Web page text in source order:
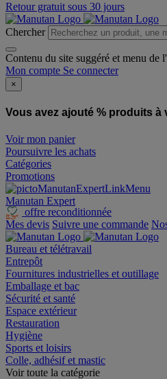
Retour gratuit sous 30 jours
Chercher
Contenu du site suggéré et menu de
Mon compte Se connecter
×
Vous avez ajouté % produits à
Voir mon panier
Poursuivre les achats
Catégories
Promotions
Manutan Expert
offre reconditionnée
Mes devis Suivre une commande
Bureau et télétravail
Entrepôt
Fournitures industrielles et outillage
Emballage et bac
Sécurité et santé
Espace extérieur
Restauration
Hygiène
Sports et loisirs
Colle, adhésif et mastic
Voir toute la catégorie